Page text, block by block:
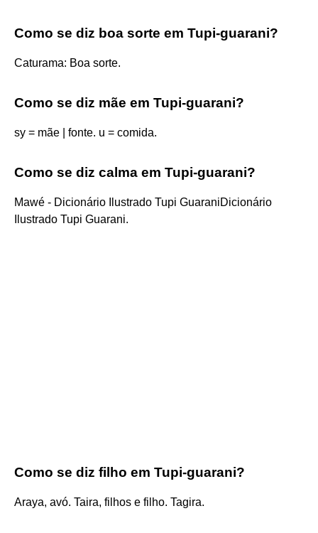
Como se diz boa sorte em Tupi-guarani?
Caturama: Boa sorte.
Como se diz mãe em Tupi-guarani?
sy = mãe | fonte. u = comida.
Como se diz calma em Tupi-guarani?
Mawé - Dicionário Ilustrado Tupi GuaraniDicionário
Ilustrado Tupi Guarani.
Como se diz filho em Tupi-guarani?
Araya, avó. Taira, filhos e filho. Tagira.